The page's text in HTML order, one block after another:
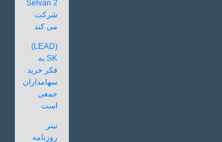
Selvan 2
شرکت
می کند
(LEAD)
SK به
فکر خرید
سهامداران
جمعی
است
تیتر
روزنامه